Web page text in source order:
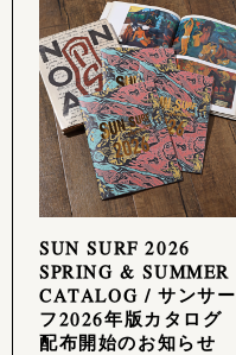
SUN SURF 2026
SPRING & SUMMER
CATALOG / サンサー
フ2026年版カタログ
配布開始のお知らせ